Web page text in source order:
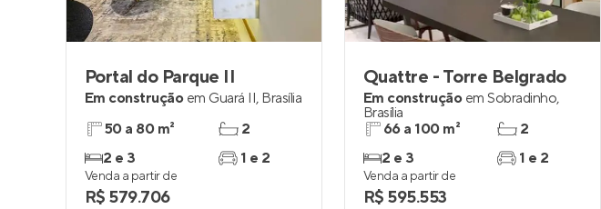
Entrar no Apto
Portal do Parque II
Em construção em Guará II, Brasília
50 a 80 m²
2 e 3
2
1 e 2
Venda a partir de
R$ 579.706
Quattre - Torre Belgrado
Em construção em Sobradinho,
Brasília
66 a 100 m²
2 e 3
2
1 e 2
Venda a partir de
R$ 595.553